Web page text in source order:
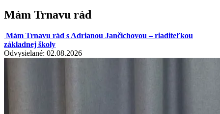
Mám Trnavu rád
Mám Trnavu rád s Adrianou Jančichovou – riaditeľkou
základnej školy
Odvysielané: 02.08.2026